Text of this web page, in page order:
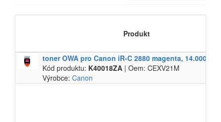
Produkt
toner OWA pro Canon iR-​C 2880 magenta,​ 14.​000
Kód produktu: K40018ZA | Oem: CEXV21M
Výrobce: Canon